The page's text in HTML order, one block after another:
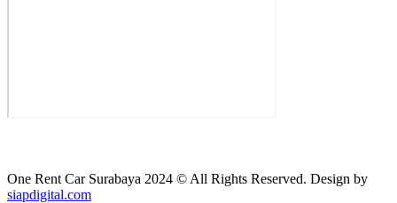
One Rent Car Surabaya 2024 © All Rights Reserved. Design by
siapdigital.com